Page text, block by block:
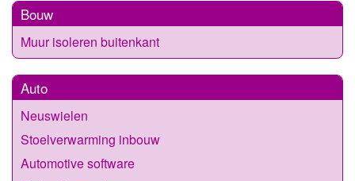
Bouw
Muur isoleren buitenkant
Auto
Neuswielen
Stoelverwarming inbouw
Automotive software